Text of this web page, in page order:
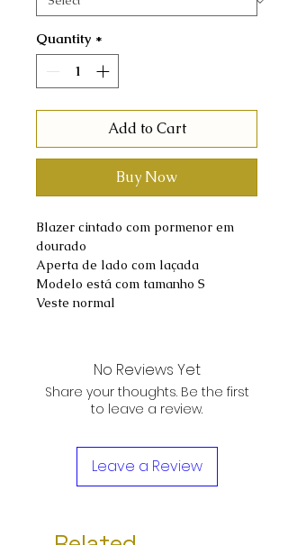
Quantity *
Add to Cart
Buy Now
Blazer cintado com pormenor em
dourado
Aperta de lado com laçada
Modelo está com tamanho S
Veste normal
No Reviews Yet
Share your thoughts. Be the first
to leave a review.
Leave a Review